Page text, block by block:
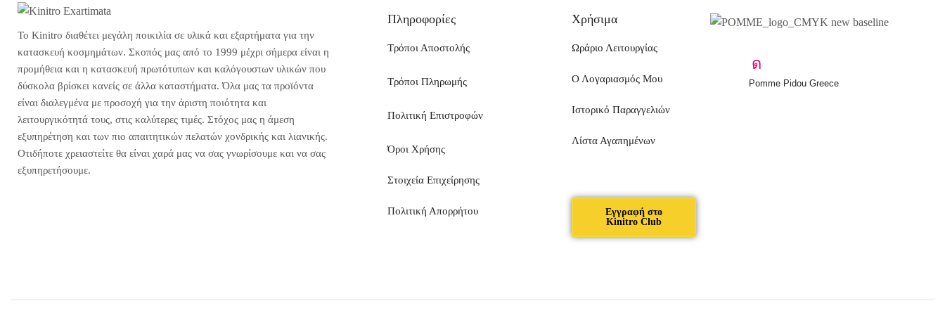
Το Kinitro διαθέτει μεγάλη ποικιλία σε υλικά και εξαρτήματα για την
κατασκευή κοσμημάτων. Σκοπός μας από το 1999 μέχρι σήμερα είναι η
προμήθεια και η κατασκευή πρωτότυπων και καλόγουστων υλικών που
δύσκολα βρίσκει κανείς σε άλλα καταστήματα. Όλα μας τα προϊόντα
είναι διαλεγμένα με προσοχή για την άριστη ποιότητα και
λειτουργικότητά τους, στις καλύτερες τιμές. Στόχος μας η άμεση
εξυπηρέτηση και των πιο απαιτητικών πελατών χονδρικής και λιανικής.
Οτιδήποτε χρειαστείτε θα είναι χαρά μας να σας γνωρίσουμε και να σας
εξυπηρετήσουμε.
Πληροφορίες
Τρόποι Αποστολής
Τρόποι Πληρωμής
Πολιτική Επιστροφών
Όροι Χρήσης
Στοιχεία Επιχείρησης
Πολιτική Απορρήτου
Χρήσιμα
Ωράριο Λειτουργίας
Ο Λογαριασμός Μου
Ιστορικό Παραγγελιών
Λίστα Αγαπημένων
Εγγραφή στο
Kinitro Club
Pomme Pidou Greece